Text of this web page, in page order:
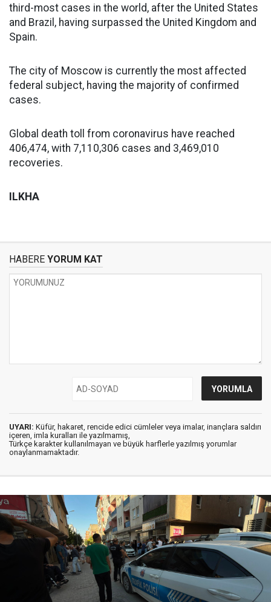
third-most cases in the world, after the United States
and Brazil, having surpassed the United Kingdom and
Spain.
The city of Moscow is currently the most affected
federal subject, having the majority of confirmed
cases.
Global death toll from coronavirus have reached
406,474, with 7,110,306 cases and 3,469,010
recoveries.
ILKHA
HABERE YORUM KAT
UYARI: Küfür, hakaret, rencide edici cümleler veya imalar, inançlara saldırı
içeren, imla kuralları ile yazılmamış,
Türkçe karakter kullanılmayan ve büyük harflerle yazılmış yorumlar
onaylanmamaktadır.